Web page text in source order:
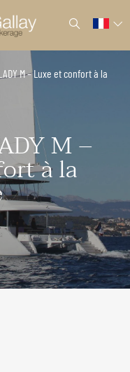
M – Luxe et confort à la
M –
à la